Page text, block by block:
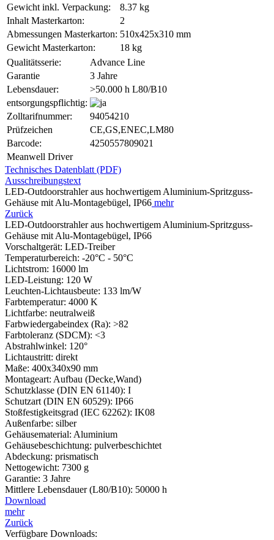
Gewicht inkl. Verpackung:
8.37 kg
Inhalt Masterkarton:
2
Abmessungen Masterkarton: 510x425x310 mm
Gewicht Masterkarton:
18 kg
Qualitätsserie:
Advance Line
Garantie
3 Jahre
Lebensdauer:
>50.000 h L80/B10
entsorgungspflichtig:
Zolltarifnummer:
94054210
Prüfzeichen
CE,GS,ENEC,LM80
Barcode:
4250557809021
Meanwell Driver
Technisches Datenblatt (PDF)
Ausschreibungstext
LED-Outdoorstrahler aus hochwertigem Aluminium-Spritzguss-
Gehäuse mit Alu-Montagebügel, IP66 mehr
Zurück
LED-Outdoorstrahler aus hochwertigem Aluminium-Spritzguss-
Gehäuse mit Alu-Montagebügel, IP66
Vorschaltgerät: LED-Treiber
Temperaturbereich: -20°C - 50°C
Lichtstrom: 16000 lm
LED-Leistung: 120 W
Leuchten-Lichtausbeute: 133 lm/W
Farbtemperatur: 4000 K
Lichtfarbe: neutralweiß
Farbwiedergabeindex (Ra): >82
Farbtoleranz (SDCM): <3
Abstrahlwinkel: 120°
Lichtaustritt: direkt
Maße: 400x340x90 mm
Montageart: Aufbau (Decke,Wand)
Schutzklasse (DIN EN 61140): I
Schutzart (DIN EN 60529): IP66
Stoßfestigkeitsgrad (IEC 62262): IK08
Außenfarbe: silber
Gehäusematerial: Aluminium
Gehäusebeschichtung: pulverbeschichtet
Abdeckung: prismatisch
Nettogewicht: 7300 g
Garantie: 3 Jahre
Mittlere Lebensdauer (L80/B10): 50000 h
Download
mehr
Zurück
Verfügbare Downloads: